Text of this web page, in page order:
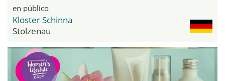
en público
Kloster Schinna
Stolzenau